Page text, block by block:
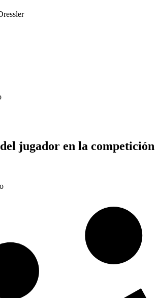
jugador en la competición